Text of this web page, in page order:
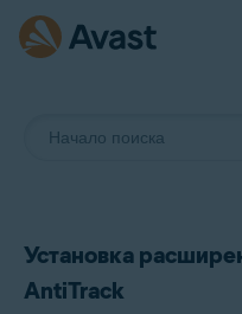
Установка
AntiTrack